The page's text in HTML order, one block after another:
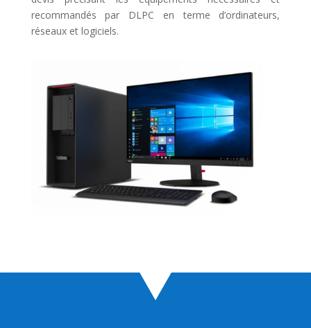
recommandés par DLPC en terme d’ordinateurs,
réseaux et logiciels.